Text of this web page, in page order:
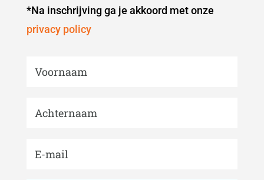
*Na inschrijving ga je akkoord met onze
privacy policy